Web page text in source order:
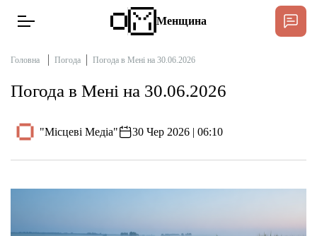
Тексти
Публікації
Менщина
Головна Погода Погода в Мені на 30.06.2026
Погода в Мені на 30.06.2026
"Місцеві Медіа" 30 Чер 2026 | 06:10